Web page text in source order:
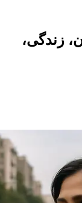
زندگی،